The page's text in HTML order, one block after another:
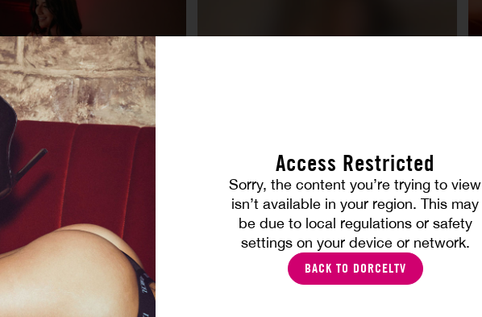
Access Restricted
Sorry, the content you’re trying to view
isn’t available in your region. This may
be due to local regulations or safety
settings on your device or network.
BACK TO DORCELTV
|SARAH ARABIC
CLAIRE CASTEL